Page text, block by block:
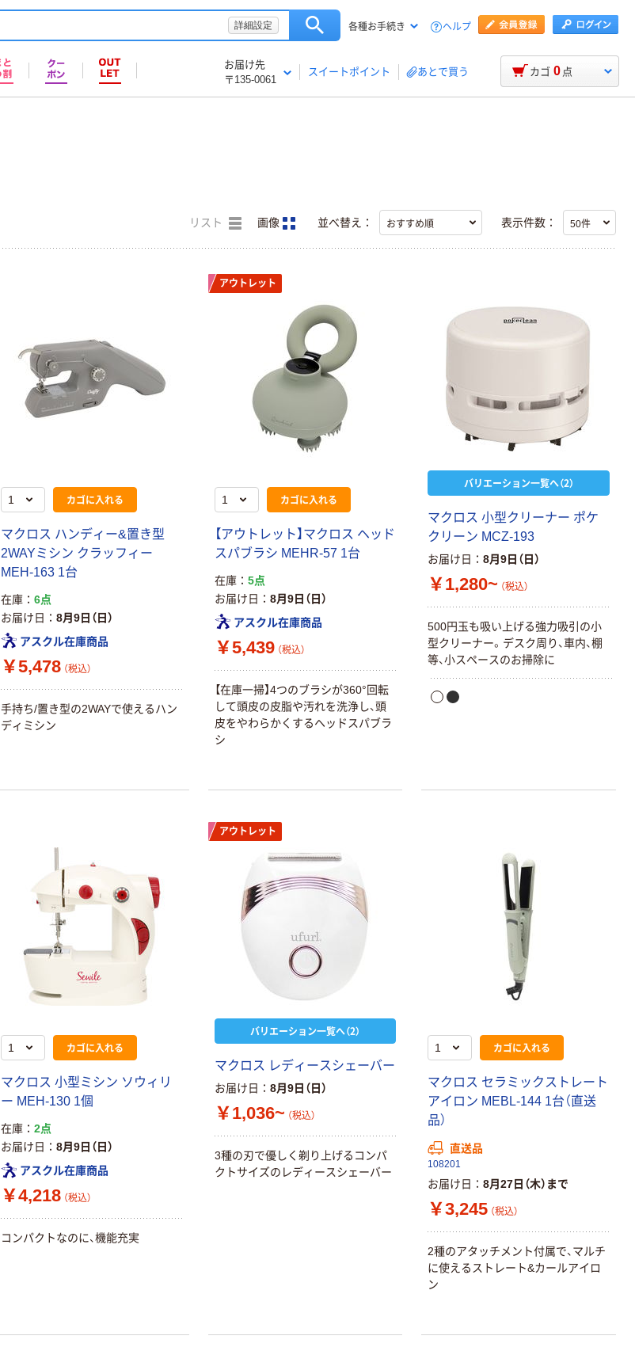
詳細設定 各種お手続き ヘルプ
お届け先
〒135-0061
スイートポイント あとで買う カゴ 0 点
リスト 画像 並べ替え： 表示件数：
カゴに入れる
マクロス ハンディー&置き型
2WAYミシン クラッフィー
MEH-163 1台
在庫
6点
お届け日
8月9日（日）
アスクル在庫商品
￥5,478 （税込）
手持ち/置き型の2WAYで使えるハン
ディミシン
アウトレット
カゴに入れる
【アウトレット】マクロス ヘッド
スパブラシ MEHR-57 1台
在庫
5点
お届け日
8月9日（日）
アスクル在庫商品
￥5,439 （税込）
【在庫一掃】4つのブラシが360°回転
して頭皮の皮脂や汚れを洗浄し、頭
皮をやわらかくするヘッドスパブラ
シ
バリエーション一覧へ（2）
マクロス 小型クリーナー ポケ
クリーン MCZ-193
お届け日 8月9日（日）
￥1,280~ （税込）
500円玉も吸い上げる強力吸引の小
型クリーナー。デスク周り、車内、棚
等、小スペースのお掃除に
カゴに入れる
マクロス 小型ミシン ソウィリ
ー MEH-130 1個
在庫
2点
お届け日
8月9日（日）
アスクル在庫商品
￥4,218 （税込）
コンパクトなのに、機能充実
アウトレット
バリエーション一覧へ（2）
マクロス レディースシェーバー
お届け日 8月9日（日）
￥1,036~ （税込）
3種の刃で優しく剃り上げるコンパ
クトサイズのレディースシェーバー
カゴに入れる
マクロス セラミックストレート
アイロン MEBL-144 1台（直送
品）
直送品
108201
お届け日 8月27日（木）まで
￥3,245 （税込）
2種のアタッチメント付属で、マルチ
に使えるストレート&カールアイロ
ン
マキタ A-50728
クリーナ用フィ
ルタ（10枚入）
￥1,160 （税込）
延長コード 電源
2ピン4個口 すっ
きり配線できる
集中・個別両用
スイッチ エレコ
ム
￥2,180~
（税込）
サンワサプライ
電源コード
KB-DM2S-
￥2,720~
口 1/3/5/10m ト
ラッキング防止
（税込）
電源タップ（OA
￥2,280~
makita（マキ
タ） 充電式ク
リーナー用 抗
48511
人気商品
ーション コーナ
カゴへ